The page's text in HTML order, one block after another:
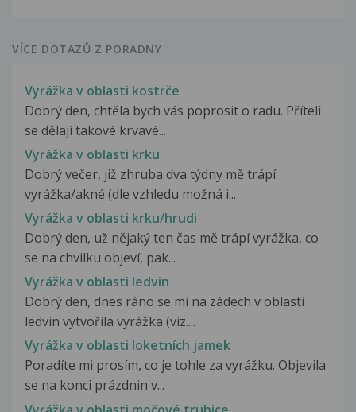
VÍCE DOTAZŮ Z PORADNY
Vyrážka v oblasti kostrče
Dobrý den, chtěla bych vás poprosit o radu. Příteli
se dělají takové krvavé...
Vyrážka v oblasti krku
Dobrý večer, již zhruba dva týdny mě trápí
vyrážka/akné (dle vzhledu možná i...
Vyrážka v oblasti krku/hrudi
Dobrý den, už nějaký ten čas mě trápí vyrážka, co
se na chvilku objeví, pak...
Vyrážka v oblasti ledvin
Dobrý den, dnes ráno se mi na zádech v oblasti
ledvin vytvořila vyrážka (viz....
Vyrážka v oblasti loketních jamek
Poradíte mi prosím, co je tohle za vyrážku. Objevila
se na konci prázdnin v...